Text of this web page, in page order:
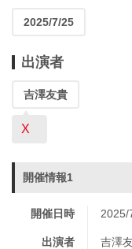
2025/7/25
出演者
吉澤友貴
X
開催情報1
開催日時 2025/
出演者 吉澤